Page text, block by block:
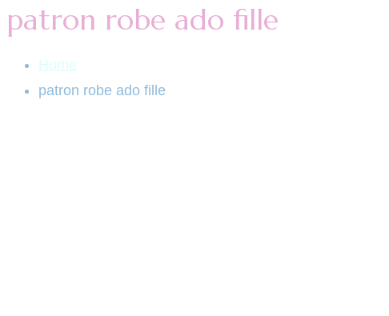
patron robe ado fille
Home
patron robe ado fille